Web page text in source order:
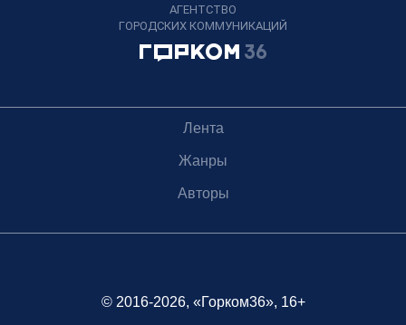
АГЕНТСТВО
ГОРОДСКИХ КОММУНИКАЦИЙ
Лента
Жанры
Авторы
© 2016-2026, «Горком36», 16+